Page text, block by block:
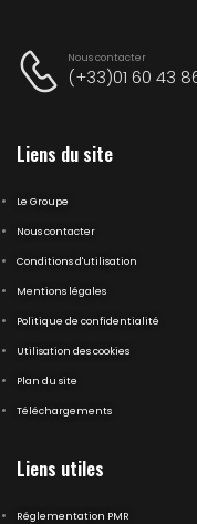
Nous contacter
(+33)01 60 43
Liens du site
Le Groupe
Nous contacter
Conditions d'utilisation
Mentions légales
Politique de confidentialité
Utilisation des cookies
Plan du site
Téléchargements
Liens utiles
Réglementation PMR